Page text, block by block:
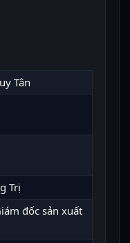
Tân
Trị
đốc sản xuất